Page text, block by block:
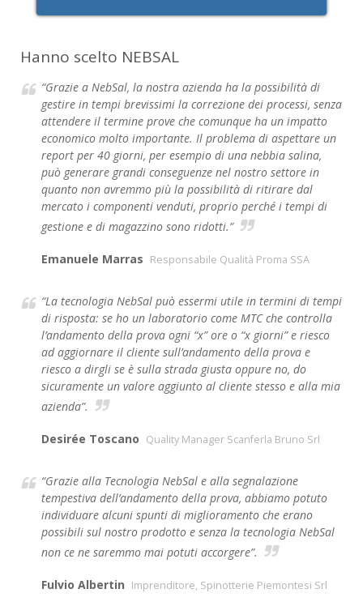
Hanno scelto NEBSAL
“Grazie a NebSal, la nostra azienda ha la possibilità di
gestire in tempi brevissimi la correzione dei processi, senza
attendere il termine prove che comunque ha un impatto
economico molto importante. Il problema di aspettare un
report per 40 giorni, per esempio di una nebbia salina,
può generare grandi conseguenze nel nostro settore in
quanto non avremmo più la possibilità di ritirare dal
mercato i componenti venduti, proprio perché i tempi di
gestione e di magazzino sono ridotti.”
Emanuele Marras Responsabile Qualità Proma SSA
“La tecnologia NebSal può essermi utile in termini di tempi
di risposta: se ho un laboratorio come MTC che controlla
l’andamento della prova ogni “x” ore o “x giorni” e riesco
ad aggiornare il cliente sull’andamento della prova e
riesco a dirgli se è sulla strada giusta oppure no, do
sicuramente un valore aggiunto al cliente stesso e alla mia
azienda”.
Desirée Toscano Quality Manager Scanferla Bruno Srl
“Grazie alla Tecnologia NebSal e alla segnalazione
tempestiva dell’andamento della prova, abbiamo potuto
individuare alcuni spunti di miglioramento che erano
possibili sul nostro prodotto e senza la tecnologia NebSal
non ce ne saremmo mai potuti accorgere”.
Fulvio Albertin Imprenditore, Spinotterie Piemontesi Srl